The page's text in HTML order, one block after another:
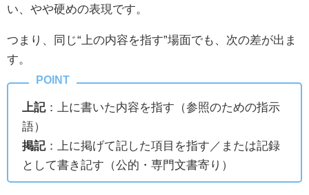
い、やや硬めの表現です。
つまり、同じ“上の内容を指す”場面でも、次の差が出ま
す。
上記：上に書いた内容を指す（参照のための指示
語）
掲記：上に掲げて記した項目を指す／または記録
として書き記す（公的・専門文書寄り）